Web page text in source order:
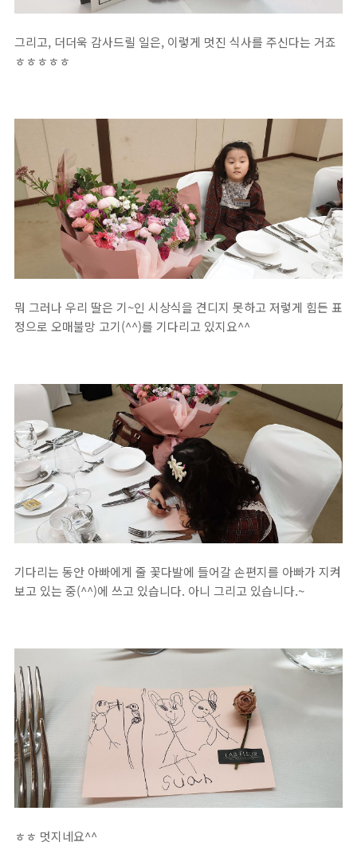
그리고, 더더욱 감사드릴 일은, 이렇게 멋진 식사를 주신다는 거죠
ㅎㅎㅎㅎㅎ
뭐 그러나 우리 딸은 기~인 시상식을 견디지 못하고 저렇게 힘든 표
정으로 오매불망 고기(^^)를 기다리고 있지요^^
기다리는 동안 아빠에게 줄 꽃다발에 들어갈 손편지를 아빠가 지켜
보고 있는 중(^^)에 쓰고 있습니다. 아니 그리고 있습니다.~
ㅎㅎ 멋지네요^^